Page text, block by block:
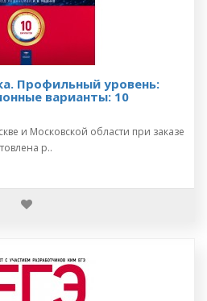
Профильный уровень:
варианты: 10
и Московской области при заказе
р..